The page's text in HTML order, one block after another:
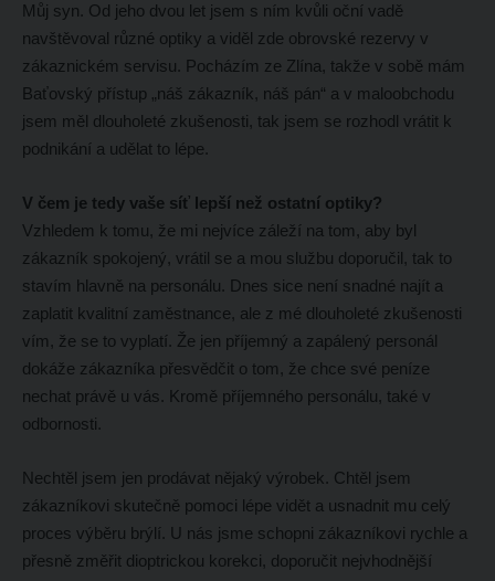
Můj syn. Od jeho dvou let jsem s ním kvůli oční vadě
navštěvoval různé optiky a viděl zde obrovské rezervy v
zákaznickém servisu. Pocházím ze Zlína, takže v sobě mám
Baťovský přístup „náš zákazník, náš pán“ a v maloobchodu
jsem měl dlouholeté zkušenosti, tak jsem se rozhodl vrátit k
podnikání a udělat to lépe.
V čem je tedy vaše síť lepší než ostatní optiky?
Vzhledem k tomu, že mi nejvíce záleží na tom, aby byl
zákazník spokojený, vrátil se a mou službu doporučil, tak to
stavím hlavně na personálu. Dnes sice není snadné najít a
zaplatit kvalitní zaměstnance, ale z mé dlouholeté zkušenosti
vím, že se to vyplatí. Že jen příjemný a zapálený personál
dokáže zákazníka přesvědčit o tom, že chce své peníze
nechat právě u vás. Kromě příjemného personálu, také v
odbornosti.
Nechtěl jsem jen prodávat nějaký výrobek. Chtěl jsem
zákazníkovi skutečně pomoci lépe vidět a usnadnit mu celý
proces výběru brýlí. U nás jsme schopni zákazníkovi rychle a
přesně změřit dioptrickou korekci, doporučit nejvhodnější